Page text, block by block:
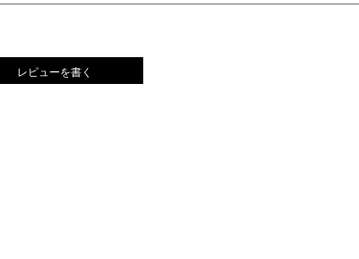
レビューを書く